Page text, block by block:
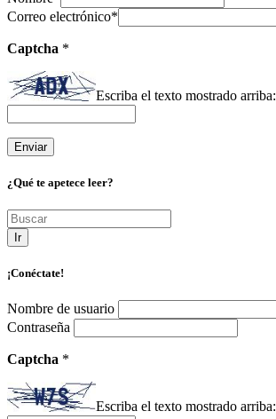
Correo electrónico*
Captcha *
Escriba el texto mostrado arriba:
¿Qué te apetece leer?
Ir
¡Conéctate!
Nombre de usuario
Contraseña
Captcha *
Escriba el texto mostrado arriba: